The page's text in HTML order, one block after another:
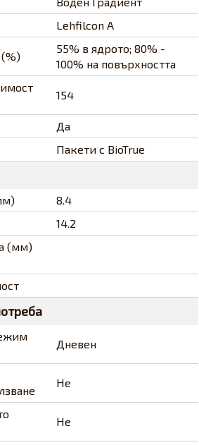
Lehfilcon A
55% в ядрото; 80% -
100% на повърхността
154
Да
Пакети с BioTrue
8.4
14.2
(мм)
Дневен
Не
Не